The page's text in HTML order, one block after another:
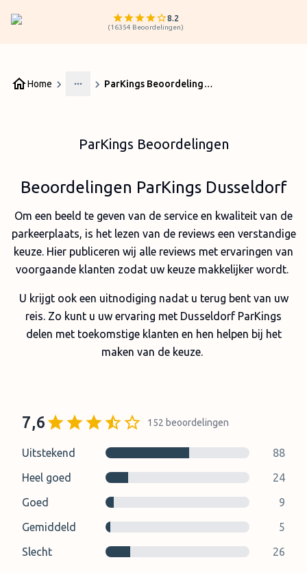
8.2
(16354 Beoordelingen)
Home
More
ParKings Beoordelingen
ParKings Beoordelingen
Beoordelingen ParKings Dusseldorf
Om een beeld te geven van de service en kwaliteit van de
parkeerplaats, is het lezen van de reviews een verstandige
keuze. Hier publiceren wij alle reviews met ervaringen van
voorgaande klanten zodat uw keuze makkelijker wordt.
U krijgt ook een uitnodiging nadat u terug bent van uw
reis. Zo kunt u uw ervaring met Dusseldorf ParKings
delen met toekomstige klanten en hen helpen bij het
maken van de keuze.
7,6 152 beoordelingen
Uitstekend
88
Heel goed
24
Goed
9
Gemiddeld
5
Slecht
26